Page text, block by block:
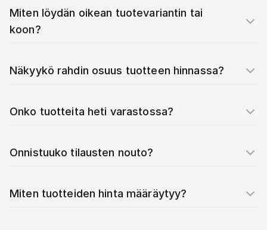
Miten löydän oikean tuotevariantin tai
koon?
Näkyykö rahdin osuus tuotteen hinnassa?
Onko tuotteita heti varastossa?
Onnistuuko tilausten nouto?
Miten tuotteiden hinta määräytyy?